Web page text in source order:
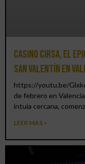
Casino CIRSA, el
San Valentín en
https://youtu.be/
de febrero en
intuía cercana,
LEER MÁS »